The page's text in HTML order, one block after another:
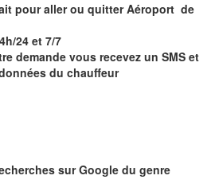
pour aller ou quitter Aéroport de
24 et 7/7
demande vous recevez un SMS et
du chauffeur
sur Google du genre